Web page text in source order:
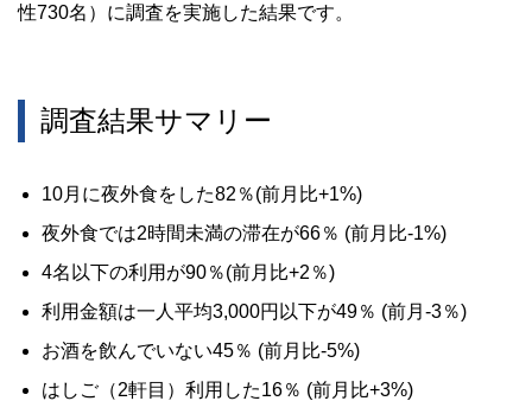
性730名）に調査を実施した結果です。
調査結果サマリー
10月に夜外食をした82％(前月比+1%)
夜外食では2時間未満の滞在が66％ (前月比-1%)
4名以下の利用が90％(前月比+2％)
利用金額は一人平均3,000円以下が49％ (前月-3％)
お酒を飲んでいない45％ (前月比-5%)
はしご（2軒目）利用した16％ (前月比+3%)